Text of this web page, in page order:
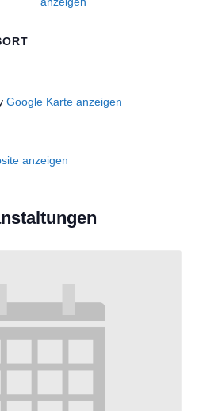
Google Karte anzeigen
anzeigen